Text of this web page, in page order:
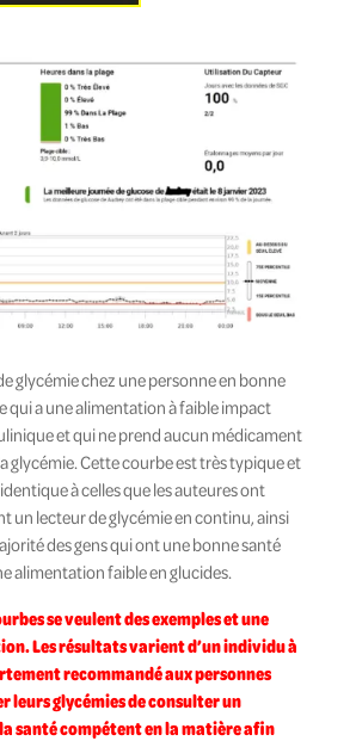
glycémie chez une personne en bonne
qui a une alimentation à faible impact
et qui ne prend aucun médicament
glycémie. Cette courbe est très typique et
à celles que les auteures ont
un lecteur de glycémie en continu, ainsi
des gens qui ont une bonne santé
alimentation faible en glucides.
se veulent des exemples et une
Les résultats varient d’un individu à
recommandé aux personnes
leurs glycémies de consulter un
santé compétent en la matière afin